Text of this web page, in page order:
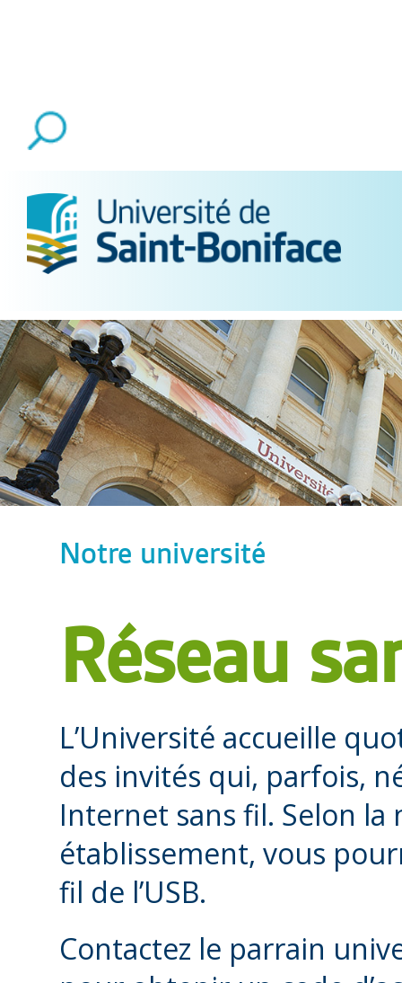
Notre université
Réseau
L’Université accueille
des invités qui, parfois,
Internet sans fil. Selon
établissement, vous
fil de l’USB.
Contactez le parrain